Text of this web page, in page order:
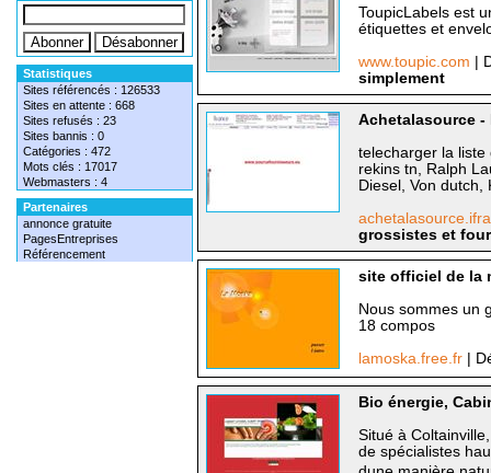
Statistiques
Sites référencés : 126533
Sites en attente : 668
Sites refusés : 23
Sites bannis : 0
Catégories : 472
Mots clés : 17017
Webmasters : 4
Partenaires
annonce gratuite
PagesEntreprises
Référencement
ToupicLabels est
étiquettes et
www.toupic.com
|
simplement
Achetalasource
telecharger la liste
rekins tn, Ralph
Diesel, Von dutch,
grossistes et
site officiel de la
Nous sommes un
18 compos
lamoska.free.fr
|
Bio énergie,
Situé à
de spécialistes